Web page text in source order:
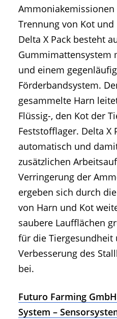
Trennung von Kot
Delta X Pack besteht
Gummimattensystem
und einem
Förderbandsystem.
gesammelte Harn
Flüssig-, den Kot der
Feststofflager. Delta X
automatisch und
zusätzlichen
Verringerung der
ergeben sich durch
von Harn und Kot
saubere Laufflächen
für die Tiergesundheit
Verbesserung des
bei.
Futuro Farming
System –